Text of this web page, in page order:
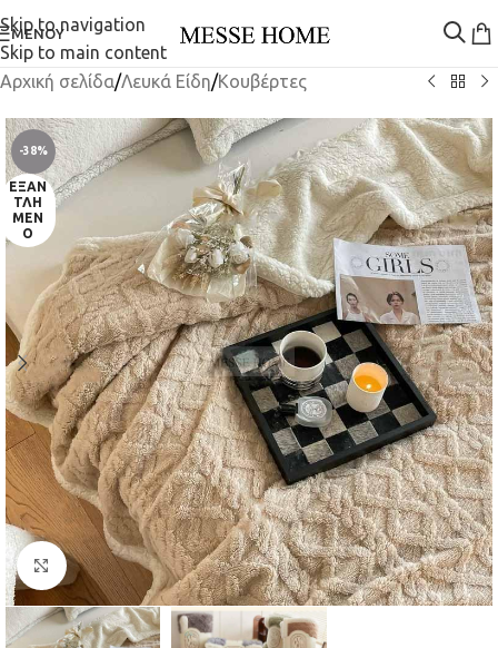
Skip to navigation
Skip to main content
ΜΕΝΟΎ
Αρχική σελίδα/Λευκά Είδη/Κουβέρτες
-38%
ΕΞΑΝ
ΤΛΗ
ΜΈΝ
Ο
Κλικ για μεγέθυνση